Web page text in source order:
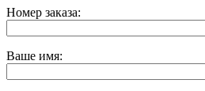
Номер заказа:
Ваше имя: